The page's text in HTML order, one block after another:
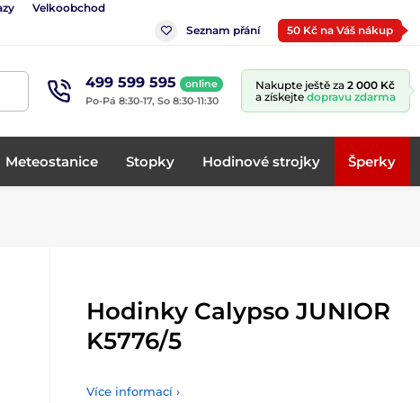
Velkoobchod
Seznam přání
50 Kč na Váš nákup
499 599 595
online
Po-Pá 8:30-17, So 8:30-11:30
Nakupte ještě za 2 000 Kč
a získejte dopravu zdarma
Meteostanice Stopky Hodinové strojky Šperky
Hodinky Calypso JUNIOR
K5776/5
Více informací ›